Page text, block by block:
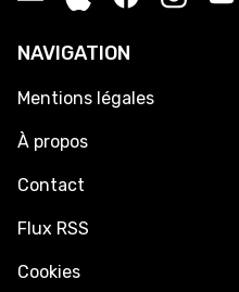
NAVIGATION
Mentions légales
À propos
Contact
Flux RSS
Cookies